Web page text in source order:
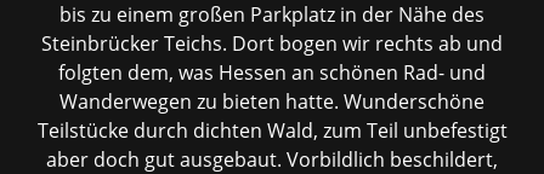
bis zu einem großen Parkplatz in der Nähe des
Steinbrücker Teichs. Dort bogen wir rechts ab und
folgten dem, was Hessen an schönen Rad- und
Wanderwegen zu bieten hatte. Wunderschöne
Teilstücke durch dichten Wald, zum Teil unbefestigt
aber doch gut ausgebaut. Vorbildlich beschildert,